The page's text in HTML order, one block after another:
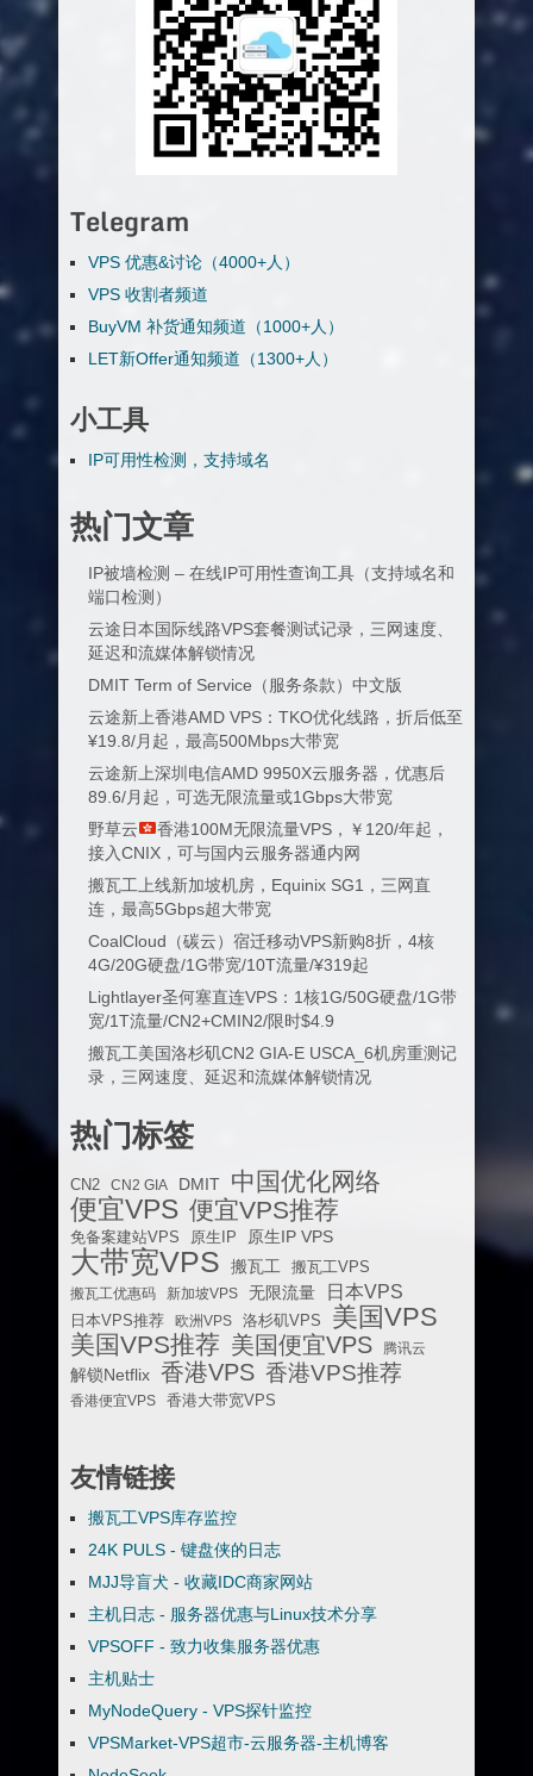
Telegram
VPS 优惠&讨论（4000+人）
VPS 收割者频道
BuyVM 补货通知频道（1000+人）
LET新Offer通知频道（1300+人）
小工具
IP可用性检测，支持域名
热门文章
IP被墙检测 – 在线IP可用性查询工具（支持域名和
端口检测）
云途日本国际线路VPS套餐测试记录，三网速度、
延迟和流媒体解锁情况
DMIT Term of Service（服务条款）中文版
云途新上香港AMD VPS：TKO优化线路，折后低至
¥19.8/月起，最高500Mbps大带宽
云途新上深圳电信AMD 9950X云服务器，优惠后
89.6/月起，可选无限流量或1Gbps大带宽
野草云
香港100M无限流量VPS，￥120/年起，
接入CNIX，可与国内云服务器通内网
搬瓦工上线新加坡机房，Equinix SG1，三网直
连，最高5Gbps超大带宽
CoalCloud（碳云）宿迁移动VPS新购8折，4核
4G/20G硬盘/1G带宽/10T流量/¥319起
Lightlayer圣何塞直连VPS：1核1G/50G硬盘/1G带
宽/1T流量/CN2+CMIN2/限时$4.9
搬瓦工美国洛杉矶CN2 GIA-E USCA_6机房重测记
录，三网速度、延迟和流媒体解锁情况
热门标签
CN2 CN2 GIA DMIT 中国优化网络
便宜VPS 便宜VPS推荐
免备案建站VPS 原生IP 原生IP VPS
大带宽VPS 搬瓦工
搬瓦工VPS
搬瓦工优惠码
新加坡VPS 无限流量 日本VPS
日本VPS推荐 欧洲VPS 洛杉矶VPS 美国VPS
美国VPS推荐 美国便宜VPS 腾讯云
解锁Netflix 香港VPS 香港VPS推荐
香港便宜VPS 香港大带宽VPS
友情链接
搬瓦工VPS库存监控
24K PULS - 键盘侠的日志
MJJ导盲犬 - 收藏IDC商家网站
主机日志 - 服务器优惠与Linux技术分享
VPSOFF - 致力收集服务器优惠
主机贴士
MyNodeQuery - VPS探针监控
VPSMarket-VPS超市-云服务器-主机博客